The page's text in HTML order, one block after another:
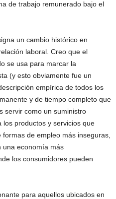
de trabajo remunerado bajo el
un cambio histórico en
laboral. Creo que el
se usa para marcar la
(y esto obviamente fue un
empírica de todos los
y de tiempo completo que
servir como un suministro
productos y servicios que
de empleo más inseguras,
una economía más
los consumidores pueden
para aquellos ubicados en